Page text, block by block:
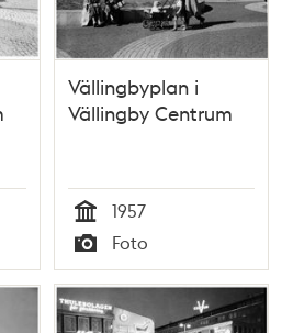
Vällingbyplan i
Vällingby Centrum
Tid
1957
Typ
Foto